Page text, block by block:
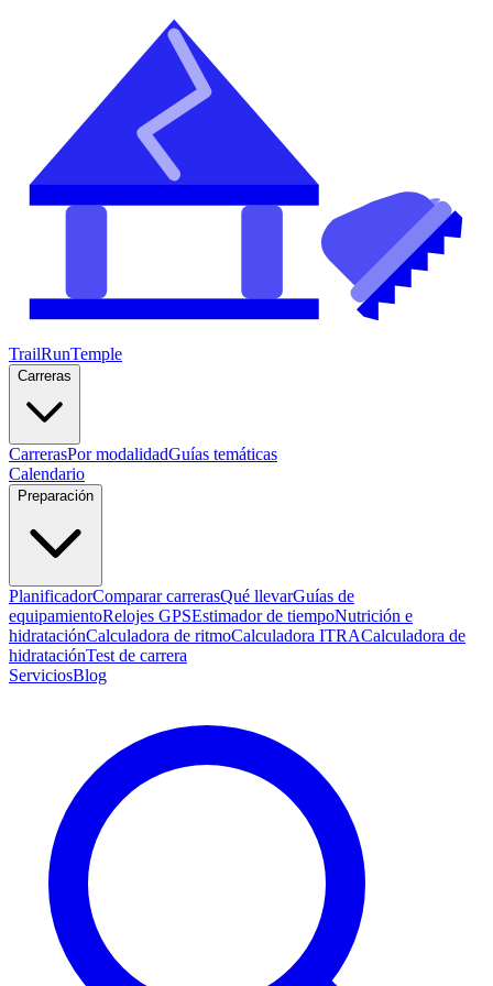
TrailRunTemple
Carreras
CarrerasPor modalidadGuías temáticas
Calendario
Preparación
PlanificadorComparar carrerasQué llevarGuías de
equipamientoRelojes GPSEstimador de tiempoNutrición e
hidrataciónCalculadora de ritmoCalculadora ITRACalculadora de
hidrataciónTest de carrera
ServiciosBlog